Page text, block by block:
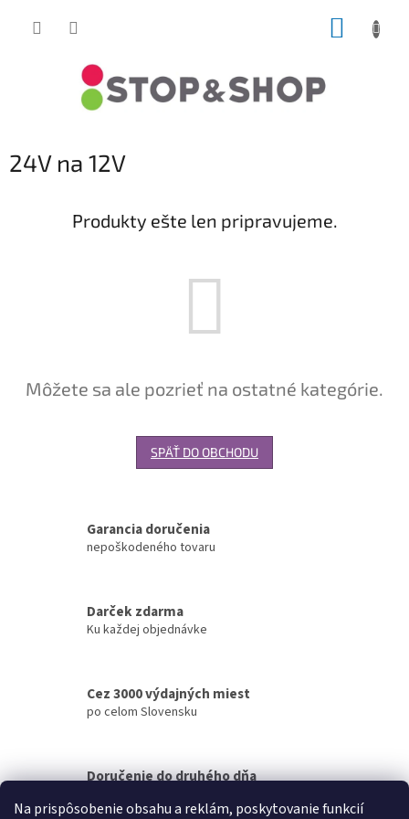
Na prispôsobenie obsahu a reklám, poskytovanie funkcií
24V na 12V
Produkty ešte len pripravujeme.
Môžete sa ale pozrieť na ostatné kategórie.
SPÄŤ DO OBCHODU
Garancia doručenia
nepoškodeného tovaru
Darček zdarma
Ku každej objednávke
Cez 3000 výdajných miest
po celom Slovensku
Doručenie do druhého dňa